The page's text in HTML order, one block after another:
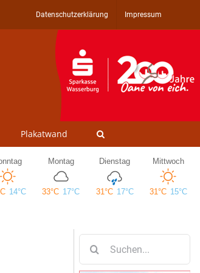
Datenschutzerklärung Impressum
Plakatwand
nach: